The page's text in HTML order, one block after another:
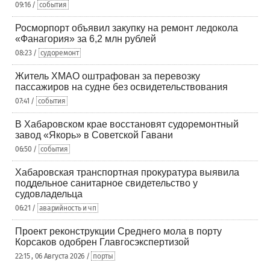
09:16 / события
Росморпорт объявил закупку на ремонт ледокола
«Фанагория» за 6,2 млн рублей
08:23 / судоремонт
Житель ХМАО оштрафован за перевозку
пассажиров на судне без освидетельствования
07:41 / события
В Хабаровском крае восстановят судоремонтный
завод «Якорь» в Советской Гавани
06:50 / события
Хабаровская транспортная прокуратура выявила
поддельное санитарное свидетельство у
судовладельца
06:21 / аварийность и чп
Проект реконструкции Среднего мола в порту
Корсаков одобрен Главгосэкспертизой
22:15 , 06 Августа 2026 / порты